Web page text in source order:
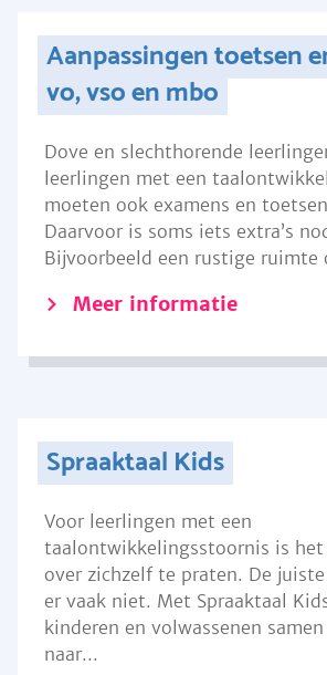
Aanpassingen toetsen
vo, vso en mbo
Dove en slechthorende
leerlingen met een
moeten ook examens en
Daarvoor is soms iets extra’s
Bijvoorbeeld een rustige ruimte
Meer informatie
Spraaktaal Kids
Voor leerlingen met een
taalontwikkelingsstoornis is
over zichzelf te praten. De
er vaak niet. Met Spraaktaal
kinderen en volwassenen
naar...